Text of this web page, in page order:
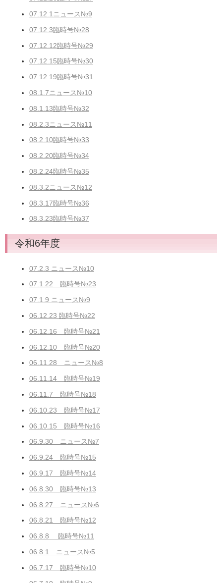
07.12.1ニュース№9
07.12.3臨時号№28
07.12.12臨時号№29
07.12.15臨時号№30
07.12.19臨時号№31
08.1.7ニュース№10
08.1.13臨時号№32
08.2.3ニュース№11
08.2.10臨時号№33
08.2.20臨時号№34
08.2.24臨時号№35
08.3.2ニュース№12
08.3.17臨時号№36
08.3.23臨時号№37
令和6年度
07.2.3 ニュース№10
07.1.22 臨時号№23
07.1.9 ニュース№9
06.12.23 臨時号№22
06.12.16 臨時号№21
06.12.10 臨時号№20
06.11.28 ニュース№8
06.11.14 臨時号№19
06.11.7 臨時号№18
06.10.23 臨時号№17
06.10.15 臨時号№16
06.9.30 ニュース№7
06.9.24 臨時号№15
06.9.17 臨時号№14
06.8.30 臨時号№13
06.8.27 ニュース№6
06.8.21 臨時号№12
06.8.8 臨時号№11
06.8.1 ニュース№5
06.7.17 臨時号№10